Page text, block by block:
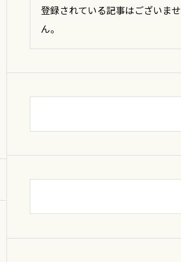
登録されている記事はございませ
ん。